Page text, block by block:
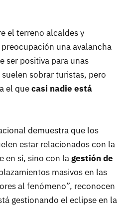
el terreno alcaldes y
una avalancha
ser positiva para unas
sobrar turistas, pero
el quecasi nadie está
demuestra que los
estar relacionados con la
en sí, sino con lagestión de
masivos en las
al fenómeno”, reconocen
gestionando el eclipse en la